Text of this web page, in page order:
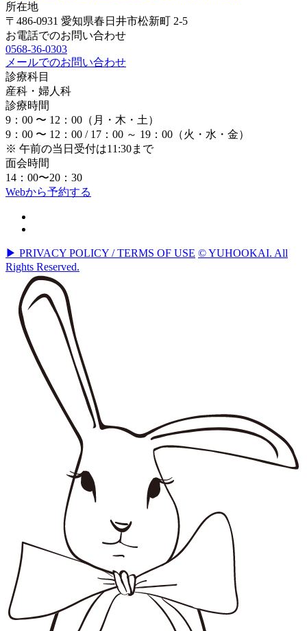
所在地
〒486-0931 愛知県春日井市松新町 2-5
お電話でのお問い合わせ
0568-36-0303
メールでのお問い合わせ
診療科目
産科・婦人科
診療時間
9：00 〜 12：00（月・木・土）
9：00 〜 12：00 / 17：00 ～ 19：00（火・水・金）
※ 午前の当日受付は11:30まで
面会時間
14：00〜20：30
Webから予約する
▶ PRIVACY POLICY / TERMS OF USE © YUHOOKAI. All
Rights Reserved.